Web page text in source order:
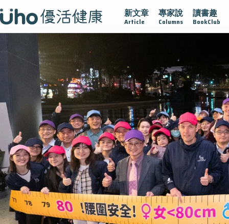
新文章
Article
專家說
Columns
讀書趣
BookClub
疫情保衛戰 再生醫學 愛的未來視 認識攝護腺肥大